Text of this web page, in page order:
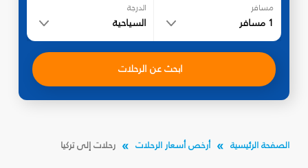
مسافر
1 مسافر
الدرجة
السياحية
ابحث عن الرحلات
الصفحة الرئيسية أرخص أسعار الرحلات رحلات إلى تركيا